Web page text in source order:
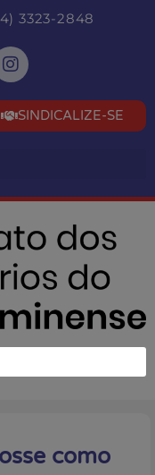
3323-2848
SINDICALIZE-SE
como